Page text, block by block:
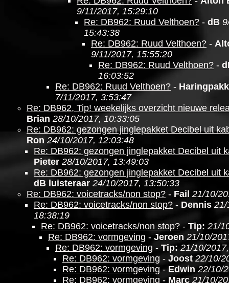
9/11/2017, 15:29:10
Re: DB962: Ruud Velthoen? - dB
15:43:38
Re: DB962: Ruud Velthoen? -
9/11/2017, 15:55:20
Re: DB962: Ruud Velthoen? -
16:03:52
Re: DB962: Ruud Velthoen? -
7/11/2017, 3:53:47
Re: DB962, Tip! weekelijks overzicht nieuwe
Brian 28/10/2017, 10:33:05
Re: DB962: gezongen jinglepakket Decibel uit
Ron 24/10/2017, 12:03:48
Re: DB962: gezongen jinglepakket Decibel uit
Pieter 28/10/2017, 13:49:03
Re: DB962: gezongen jinglepakket Decibel uit
dB luisteraar 24/10/2017, 13:50:33
Re: DB962: voicetracks/non stop? - Fail 21/10/
Re: DB962: voicetracks/non stop? - Dennis 21/
18:38:19
Re: DB962: voicetracks/non stop? - Tip: 21/
Re: DB962: vormgeving - Jeroen 21/10/
Re: DB962: vormgeving - Tip: 21/10/
Re: DB962: vormgeving - Joost 22/10/
Re: DB962: vormgeving - Edwin 22/10/
Re: DB962: vormgeving - Marc 21/10/